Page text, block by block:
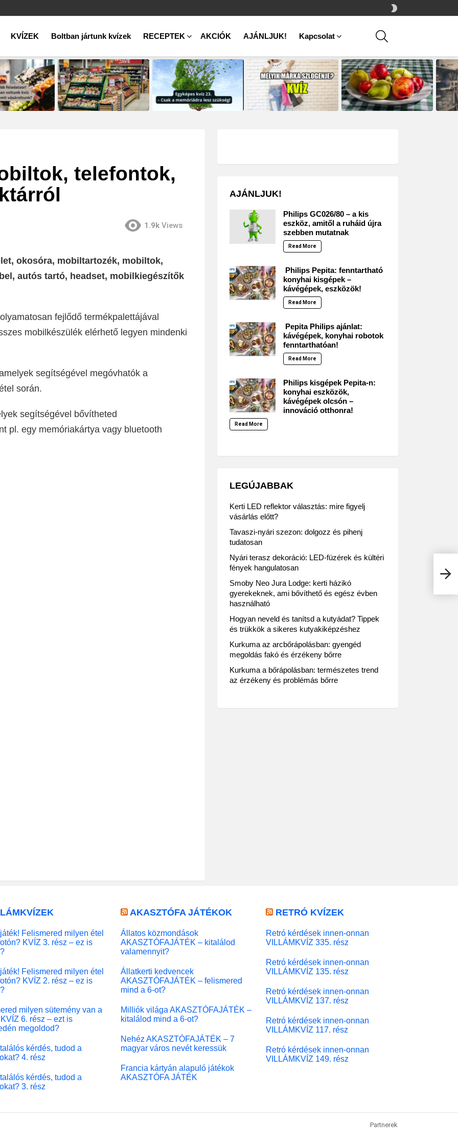
SKIN
KVÍZEK Boltban jártunk kvízek RECEPTEK AKCIÓK AJÁNLJUK! Kapcsolat
telefontok,
1.9k Views
okosóra, mobiltartozék, mobiltok,
autós tartó, headset, mobilkiegészítők
fejlődő termékpalettájával
mobilkészülék elérhető legyen mindenki
segítségével megóvhatók a
során.
segítségével bővítheted
pl. egy memóriakártya vagy bluetooth
AJÁNLJUK!
Philips GC026/80 – a kis
eszköz, amitől a ruháid újra
szebben mutatnak
Read More
Philips Pepita: fenntartható
konyhai kisgépek –
kávégépek, eszközök!
Read More
Pepita Philips ajánlat:
kávégépek, konyhai robotok
fenntarthatóan!
Read More
Philips kisgépek Pepita-n:
konyhai eszközök,
kávégépek olcsón –
innováció otthonra!
Read More
LEGÚJABBAK
Kerti LED reflektor választás: mire figyelj
vásárlás előtt?
Tavaszi-nyári szezon: dolgozz és pihenj
tudatosan
Nyári terasz dekoráció: LED-füzérek és kültéri
fények hangulatosan
Smoby Neo Jura Lodge: kerti házikó
gyerekeknek, ami bővíthető és egész évben
használható
Hogyan neveld és tanítsd a kutyádat? Tippek
és trükkök a sikeres kutyakiképzéshez
Kurkuma az arcbőrápolásban: gyengéd
megoldás fakó és érzékeny bőrre
Kurkuma a bőrápolásban: természetes trend
az érzékeny és problémás bőrre
Felismered milyen étel
KVÍZ 3. rész – ez is
Felismered milyen étel
KVÍZ 2. rész – ez is
milyen sütemény van a
6. rész – ezt is
megoldod?
kérdés, tudod a
4. rész
kérdés, tudod a
3. rész
AKASZTÓFA JÁTÉKOK
Állatos közmondások
AKASZTÓFAJÁTÉK – kitalálod
valamennyit?
Állatkerti kedvencek
AKASZTÓFAJÁTÉK – felismered
mind a 6-ot?
Milliók világa AKASZTÓFAJÁTÉK –
kitalálod mind a 6-ot?
Nehéz AKASZTÓFAJÁTÉK – 7
magyar város nevét keressük
Francia kártyán alapuló játékok
AKASZTÓFA JÁTÉK
RETRÓ KVÍZEK
Retró kérdések innen-onnan
VILLÁMKVÍZ 335. rész
Retró kérdések innen-onnan
VILLÁMKVÍZ 135. rész
Retró kérdések innen-onnan
VILLÁMKVÍZ 137. rész
Retró kérdések innen-onnan
VILLÁMKVÍZ 117. rész
Retró kérdések innen-onnan
VILLÁMKVÍZ 149. rész
Partnerek